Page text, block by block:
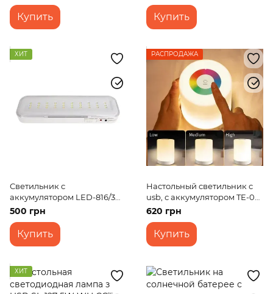
Купить Купить
ХИТ
Светильник с
аккумулятором LED-816/3W
DC
500 грн
Купить
РАСПРОДАЖА
Настольный светильник с
usb, с аккумулятором TE-061
RGB+3000K USB
620 грн
Купить
ХИТ